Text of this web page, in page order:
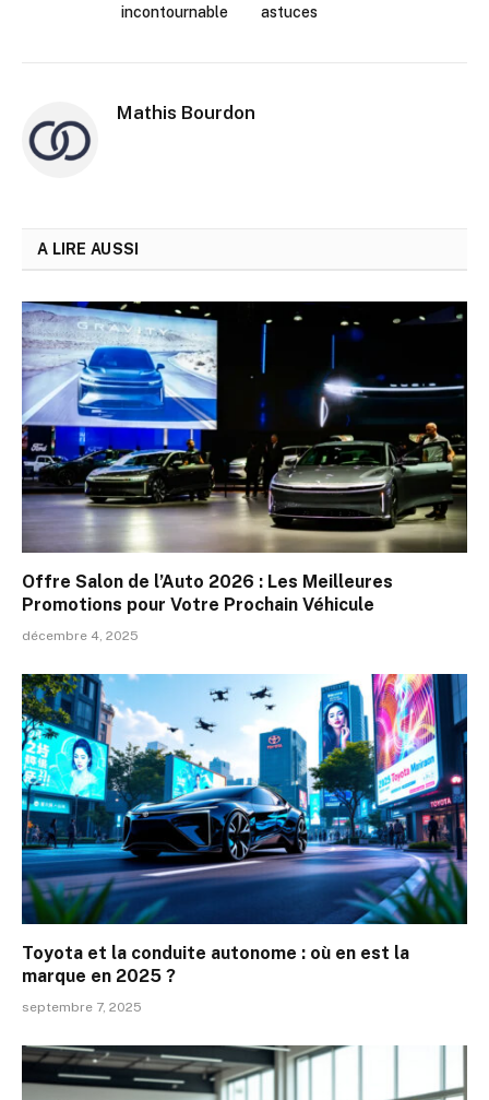
incontournable
astuces
Mathis Bourdon
A LIRE AUSSI
Offre Salon de l’Auto 2026 : Les Meilleures
Promotions pour Votre Prochain Véhicule
décembre 4, 2025
Toyota et la conduite autonome : où en est la
marque en 2025 ?
septembre 7, 2025